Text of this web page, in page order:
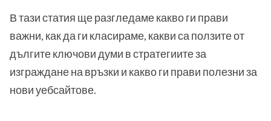
В тази статия ще разгледаме какво ги прави
важни, как да ги класираме, какви са ползите от
дългите ключови думи в стратегиите за
изграждане на връзки и какво ги прави полезни за
нови уебсайтове.